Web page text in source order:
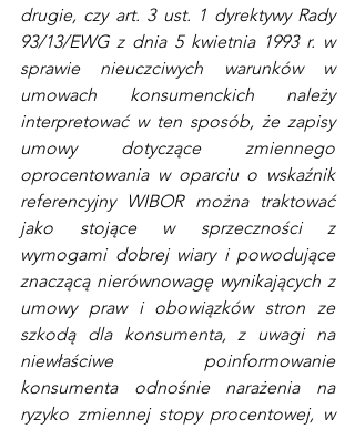
drugie, czy art. 3 ust. 1 dyrektywy Rady
93/13/EWG z dnia 5 kwietnia 1993 r. w
sprawie nieuczciwych warunków w
umowach konsumenckich należy
interpretować w ten sposób, że zapisy
umowy dotyczące zmiennego
oprocentowania w oparciu o wskaźnik
referencyjny WIBOR można traktować
jako stojące w sprzeczności z
wymogami dobrej wiary i powodujące
znaczącą nierównowagę wynikających z
umowy praw i obowiązków stron ze
szkodą dla konsumenta, z uwagi na
niewłaściwe poinformowanie
konsumenta odnośnie narażenia na
ryzyko zmiennej stopy procentowej, w